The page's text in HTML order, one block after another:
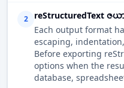
2
reStructuredText ဇယ
Each output format
escaping,
Before exporting
options when the
database,